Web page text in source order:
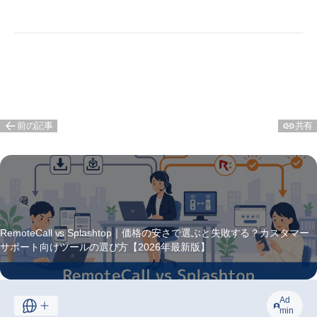
前の記事 共有
RemoteCall vs Splashtop｜価格の安さで選ぶと失敗する？カスタマー
サポート向けツールの選び方【2026年最新版】
Ad
min